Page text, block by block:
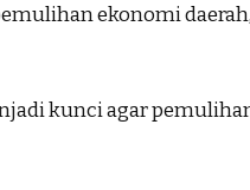
ekonomi
kunci agar